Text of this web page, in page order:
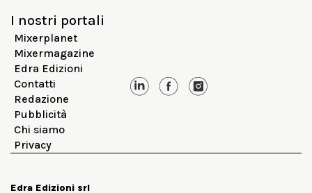
I nostri portali
Mixerplanet
Mixermagazine
Edra Edizioni
Contatti
Redazione
Pubblicità
Chi siamo
Privacy
Edra Edizioni srl